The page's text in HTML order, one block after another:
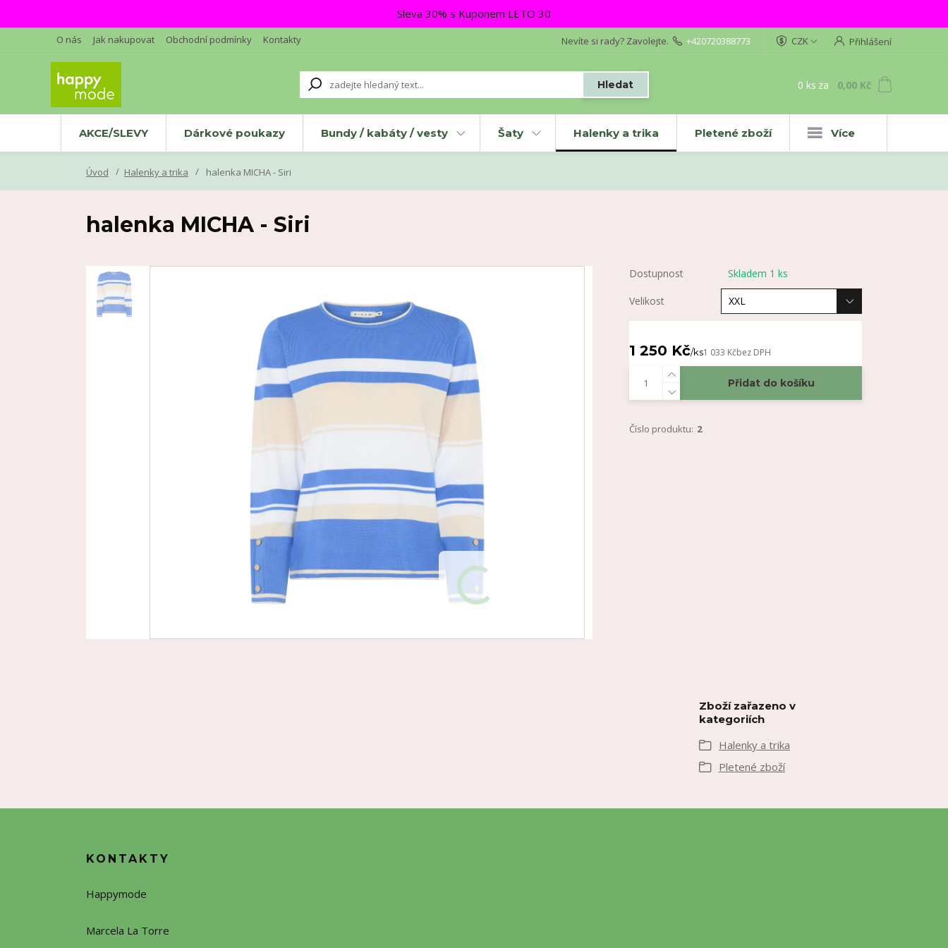
Sleva 30% s Kuponem LETO 30
O nás Jak nakupovat Obchodní podmínky Kontakty CZK Přihlášení
Hledat
Nevíte si rady? Zavolejte. +420720388773
0 ks za 0,00 Kč
AKCE/SLEVY Dárkové poukazy Bundy / kabáty / vesty Šaty Halenky a trika Pletené zboží Více
Úvod Halenky a trika halenka MICHA - Siri
halenka MICHA - Siri
Dostupnost Skladem 1 ks
Velikost
1 250 Kč/ks1 033 Kčbez DPH
Přidat do košíku
Číslo produktu: 2
Zboží zařazeno v
kategoriích
Halenky a trika
Pletené zboží
KONTAKTY
Happymode
Marcela La Torre